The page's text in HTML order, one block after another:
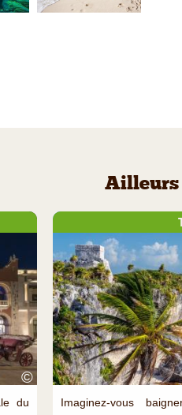
Ailleurs
©
du
Imaginez-vous